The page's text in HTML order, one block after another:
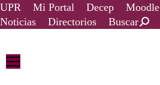
UPR Mi Portal Decep Moodle
Noticias
Directorios Buscar